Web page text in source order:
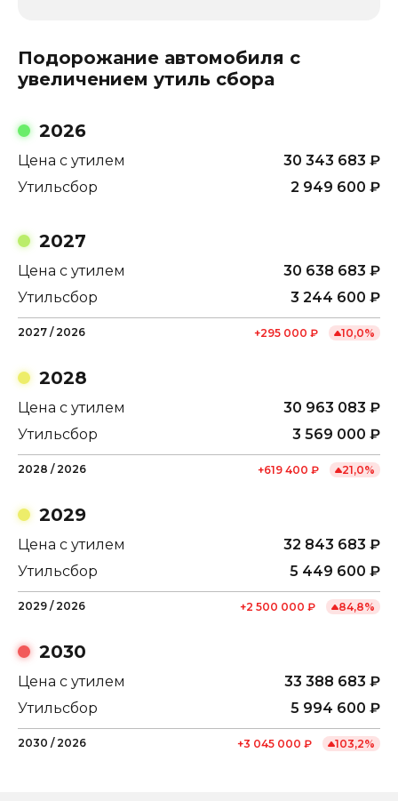
Подорожание автомобиля с
увеличением утиль сбора
2026
Цена с утилем 30 343 683 ₽
Утильсбор
2 949 600 ₽
2027
Цена с утилем 30 638 683 ₽
Утильсбор
3 244 600 ₽
2027 / 2026 +295 000 ₽ 10,0%
2028
Цена с утилем 30 963 083 ₽
Утильсбор
3 569 000 ₽
2028 / 2026 +619 400 ₽ 21,0%
2029
Цена с утилем 32 843 683 ₽
Утильсбор
5 449 600 ₽
2029 / 2026 +2 500 000 ₽ 84,8%
2030
Цена с утилем 33 388 683 ₽
Утильсбор
5 994 600 ₽
2030 / 2026 +3 045 000 ₽ 103,2%